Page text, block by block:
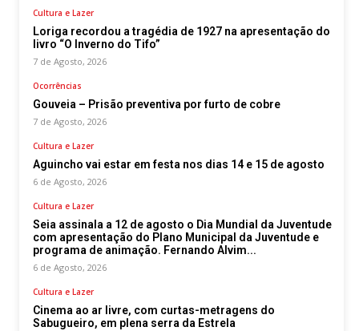
Cultura e Lazer
Loriga recordou a tragédia de 1927 na apresentação do
livro “O Inverno do Tifo”
7 de Agosto, 2026
Ocorrências
Gouveia – Prisão preventiva por furto de cobre
7 de Agosto, 2026
Cultura e Lazer
Aguincho vai estar em festa nos dias 14 e 15 de agosto
6 de Agosto, 2026
Cultura e Lazer
Seia assinala a 12 de agosto o Dia Mundial da Juventude
com apresentação do Plano Municipal da Juventude e
programa de animação. Fernando Alvim...
6 de Agosto, 2026
Cultura e Lazer
Cinema ao ar livre, com curtas-metragens do
Sabugueiro, em plena serra da Estrela